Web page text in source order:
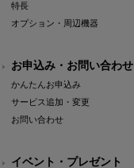
特長
オプション・周辺機器
お申込み・お問い合わせ
かんたんお申込み
サービス追加・変更
お問い合わせ
イベント・プレゼント